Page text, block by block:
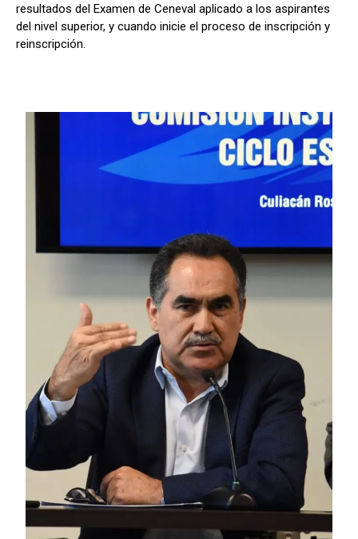
resultados del Examen de Ceneval aplicado a los aspirantes
del nivel superior, y cuando inicie el proceso de inscripción y
reinscripción.